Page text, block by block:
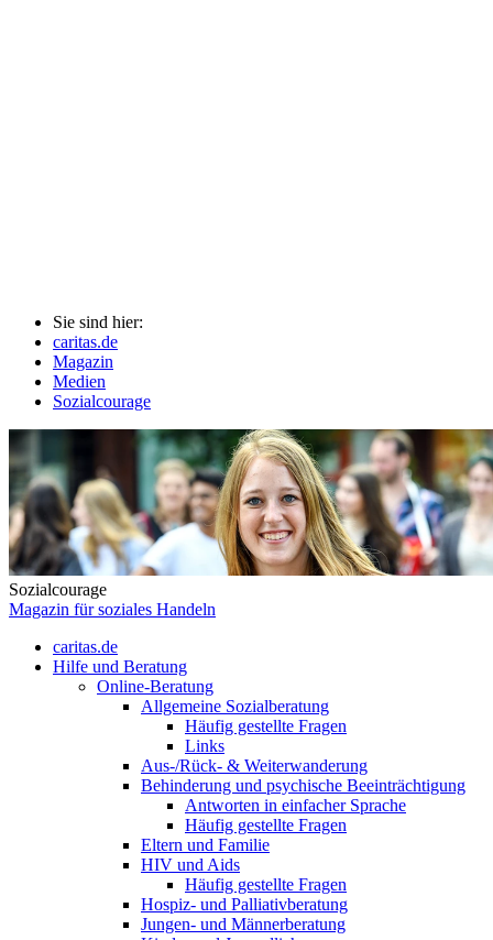
Sie sind hier:
caritas.de
Magazin
Medien
Sozialcourage
Sozialcourage
Magazin für soziales Handeln
caritas.de
Hilfe und Beratung
Online-Beratung
Allgemeine Sozialberatung
Häufig gestellte Fragen
Links
Aus-/Rück- & Weiterwanderung
Behinderung und psychische Beeinträchtigung
Antworten in einfacher Sprache
Häufig gestellte Fragen
Eltern und Familie
HIV und Aids
Häufig gestellte Fragen
Hospiz- und Palliativberatung
Jungen- und Männerberatung